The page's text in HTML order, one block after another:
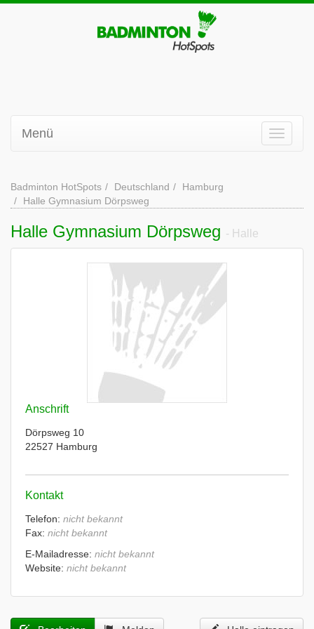
Menü
Badminton HotSpots Deutschland
Hamburg
Halle Gymnasium Dörpsweg
Halle Gymnasium Dörpsweg - Halle
Anschrift
Dörpsweg 10
22527 Hamburg
Kontakt
Telefon: nicht bekannt
Fax: nicht bekannt
E-Mailadresse: nicht bekannt
Website: nicht bekannt